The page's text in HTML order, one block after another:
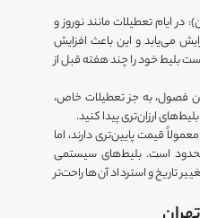
ایام تعطیلات مانند نوروز و
می‌یابد و این باعث افزایش
بلیط خود را چند هفته قبل از
فصول، به جز تعطیلات خاص،
ارزان‌تری پیدا کنید.
قیمت پایین‌تری دارند، اما
محدود است. بلیط‌های سیستمی
تاریخ و استرداد آن‌ها راحت‌تر